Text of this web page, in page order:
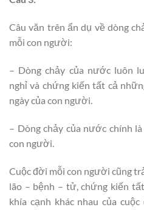
Câu văn trên ẩn dụ về dòng
mỗi con người:
– Dòng chảy của nước luôn
nghỉ và chứng kiến tất cả
ngày của con người.
– Dòng chảy của nước chính
con người.
Cuộc đời mỗi con người cũng
lão – bệnh – tử, chứng kiến
khía cạnh khác nhau của